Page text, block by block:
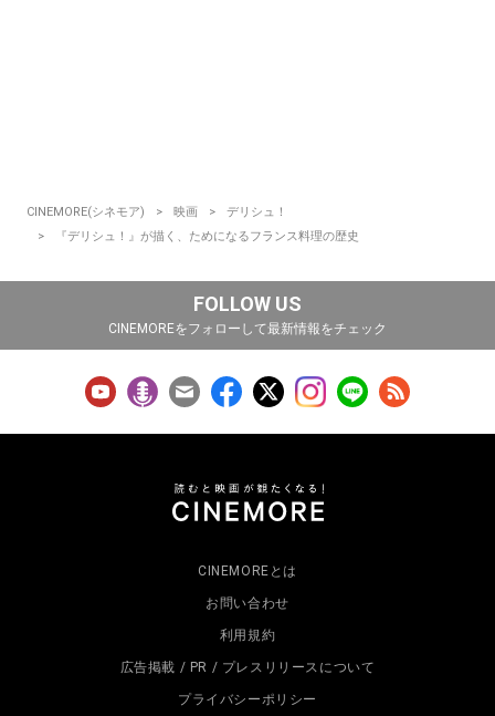
CINEMORE(シネモア) 映画
デリシュ！
『デリシュ！』が描く、ためになるフランス料理の歴史
FOLLOW US
CINEMOREをフォローして最新情報をチェック
CINEMOREとは
お問い合わせ
利用規約
広告掲載 / PR / プレスリリースについて
プライバシーポリシー